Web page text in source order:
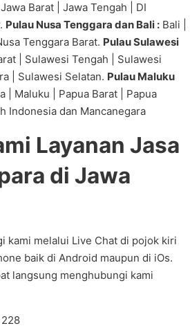
Barat | Jawa Tengah | DI
Pulau Nusa Tenggara dan Bali : Bali |
Tenggara Barat. Pulau Sulawesi
| Sulawesi Tengah | Sulawesi
| Sulawesi Selatan. Pulau Maluku
| Maluku | Papua Barat | Papua
Indonesia dan Mancanegara
Layanan Jasa
di Jawa
kami melalui Live Chat di pojok kiri
baik di Android maupun di iOs.
langsung menghubungi kami